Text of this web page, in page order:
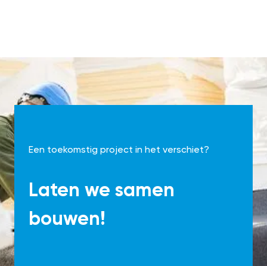
Een toekomstig project in het verschiet?
Laten we samen
bouwen!